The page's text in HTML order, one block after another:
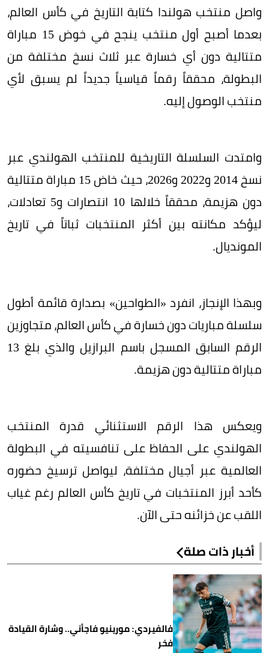
واصل منتخب هولندا كتابة التاريخ في كأس العالم،
بعدما أصبح أول منتخب ينجح في خوض 15 مباراة
متتالية دون أي خسارة عبر ثلاث نسخ مختلفة من
البطولة، محققاً رقماً قياسياً جديداً لم يسبق لأي
منتخب الوصول إليه.
وامتدت السلسلة التاريخية للمنتخب الهولندي عبر
نسخ 2014 و2022 و2026، حيث خاض 15 مباراة متتالية
دون هزيمة، محققاً خلالها 10 انتصارات و5 تعادلات،
ليؤكد مكانته بين أكثر المنتخبات ثباتاً في تاريخ
المونديال.
وبهذا الإنجاز، انفرد «الطواحين» بصدارة قائمة أطول
سلسلة مباريات دون خسارة في كأس العالم، متجاوزين
الرقم السابق المسجل باسم البرازيل والذي بلغ 13
مباراة متتالية دون هزيمة.
ويعكس هذا الرقم الاستثنائي قدرة المنتخب
الهولندي على الحفاظ على تنافسيته في البطولة
العالمية عبر أجيال مختلفة، ليواصل ترسيخ حضوره
كأحد أبرز المنتخبات في تاريخ كأس العالم رغم غياب
اللقب عن خزائنه حتى الآن.
أخبار ذات صلة
فالفيردي: مورينيو فاجأني.. وشارة القيادة
فخر